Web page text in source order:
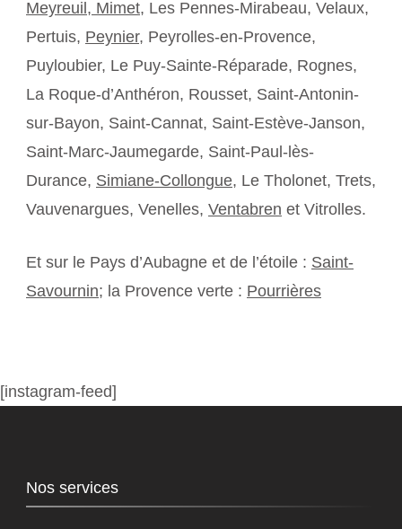
Meyreuil, Mimet, Les Pennes-Mirabeau, Velaux,
Pertuis, Peynier, Peyrolles-en-Provence,
Puyloubier, Le Puy-Sainte-Réparade, Rognes,
La Roque-d’Anthéron, Rousset, Saint-Antonin-
sur-Bayon, Saint-Cannat, Saint-Estève-Janson,
Saint-Marc-Jaumegarde, Saint-Paul-lès-
Durance, Simiane-Collongue, Le Tholonet, Trets,
Vauvenargues, Venelles, Ventabren et Vitrolles.
Et sur le Pays d’Aubagne et de l’étoile : Saint-
Savournin; la Provence verte : Pourrières
[instagram-feed]
Nos services